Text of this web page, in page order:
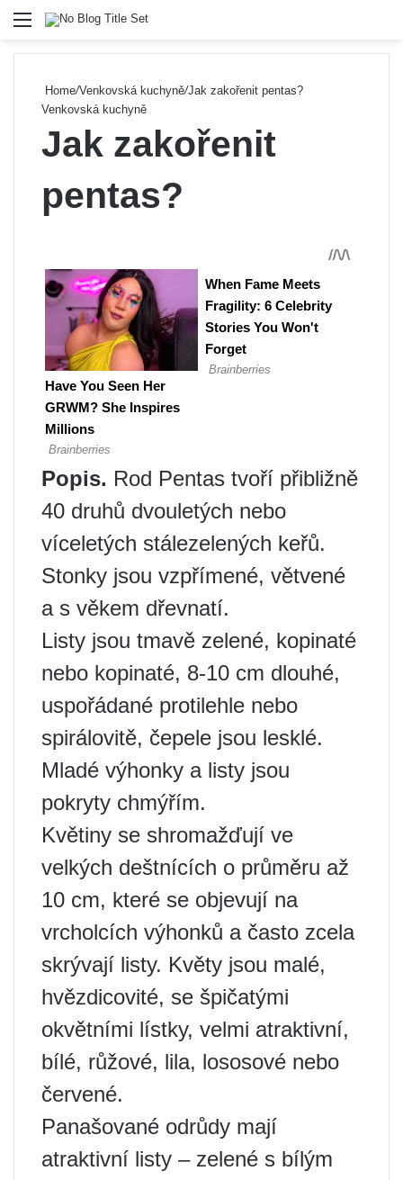
Menu
Home/Venkovská kuchyně/Jak zakořenit pentas?
Venkovská kuchyně
Jak zakořenit
pentas?
Popis. Rod Pentas tvoří přibližně
40 druhů dvouletých nebo
víceletých stálezelených keřů.
Stonky jsou vzpřímené, větvené
a s věkem dřevnatí.
Listy jsou tmavě zelené, kopinaté
nebo kopinaté, 8-10 cm dlouhé,
uspořádané protilehle nebo
spirálovitě, čepele jsou lesklé.
Mladé výhonky a listy jsou
pokryty chmýřím.
Květiny se shromažďují ve
velkých deštnících o průměru až
10 cm, které se objevují na
vrcholcích výhonků a často zcela
skrývají listy. Květy jsou malé,
hvězdicovité, se špičatými
okvětními lístky, velmi atraktivní,
bílé, růžové, lila, lososové nebo
červené.
Panašované odrůdy mají
atraktivní listy – zelené s bílým